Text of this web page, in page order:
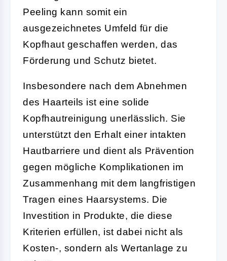
Peeling kann somit ein
ausgezeichnetes Umfeld für die
Kopfhaut geschaffen werden, das
Förderung und Schutz bietet.
Insbesondere nach dem Abnehmen
des Haarteils ist eine solide
Kopfhautreinigung unerlässlich. Sie
unterstützt den Erhalt einer intakten
Hautbarriere und dient als Prävention
gegen mögliche Komplikationen im
Zusammenhang mit dem langfristigen
Tragen eines Haarsystems. Die
Investition in Produkte, die diese
Kriterien erfüllen, ist dabei nicht als
Kosten-, sondern als Wertanlage zu